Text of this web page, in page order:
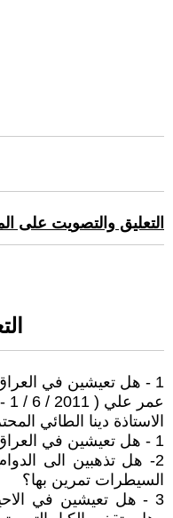
التعليق والتصويت على
1 - هل تعيشين في العراق
عمر علي ( 2011 / 6 / 1 - 16:43 )
الاستاذة دينا الطائي
1 - هل تعيشين في العراق؟
2- هل تذهبين الى
السيطرات تمرين بها؟
3 - هل تعيشين في